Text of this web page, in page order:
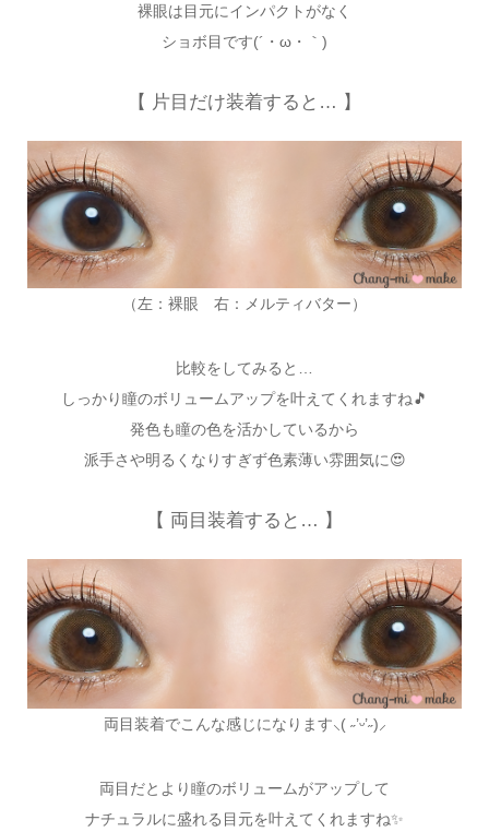
裸眼は目元にインパクトがなく
ショボ目です(´・ω・｀)
【 片目だけ装着すると… 】
（左：裸眼 右：メルティバター）
比較をしてみると…
しっかり瞳のボリュームアップを叶えてくれますね🎵
発色も瞳の色を活かしているから
派手さや明るくなりすぎず色素薄い雰囲気に😍
【 両目装着すると… 】
両目装着でこんな感じになります⸜( ˶’ᵕ’˶)⸝
両目だとより瞳のボリュームがアップして
ナチュラルに盛れる目元を叶えてくれますね✨